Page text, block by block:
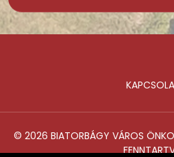
© 2026 BIATORBÁGY VÁROS